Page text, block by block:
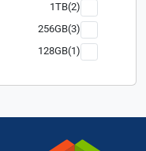
1TB(2)
256GB(3)
128GB(1)